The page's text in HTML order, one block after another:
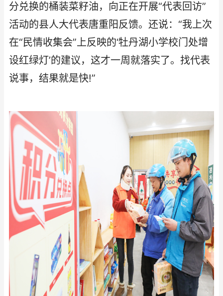
分兑换的桶装菜籽油，向正在开展“代表回访”
活动的县人大代表唐重阳反馈。还说：“我上次
在“民情收集会”上反映的‘牡丹湖小学校门处增
设红绿灯’的建议，这才一周就落实了。找代表
说事，结果就是快!”​